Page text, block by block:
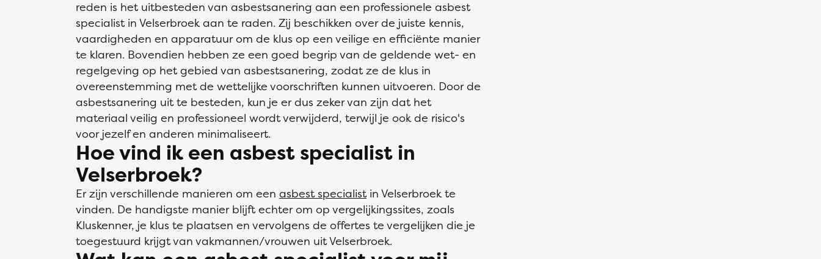
reden is het uitbesteden van asbestsanering aan een professionele asbest
specialist in Velserbroek aan te raden. Zij beschikken over de juiste kennis,
vaardigheden en apparatuur om de klus op een veilige en efficiënte manier
te klaren. Bovendien hebben ze een goed begrip van de geldende wet- en
regelgeving op het gebied van asbestsanering, zodat ze de klus in
overeenstemming met de wettelijke voorschriften kunnen uitvoeren. Door de
asbestsanering uit te besteden, kun je er dus zeker van zijn dat het
materiaal veilig en professioneel wordt verwijderd, terwijl je ook de risico's
voor jezelf en anderen minimaliseert.
Hoe vind ik een asbest specialist in
Velserbroek?
Er zijn verschillende manieren om een asbest specialist in Velserbroek te
vinden. De handigste manier blijft echter om op vergelijkingssites, zoals
Kluskenner, je klus te plaatsen en vervolgens de offertes te vergelijken die je
toegestuurd krijgt van vakmannen/vrouwen uit Velserbroek.